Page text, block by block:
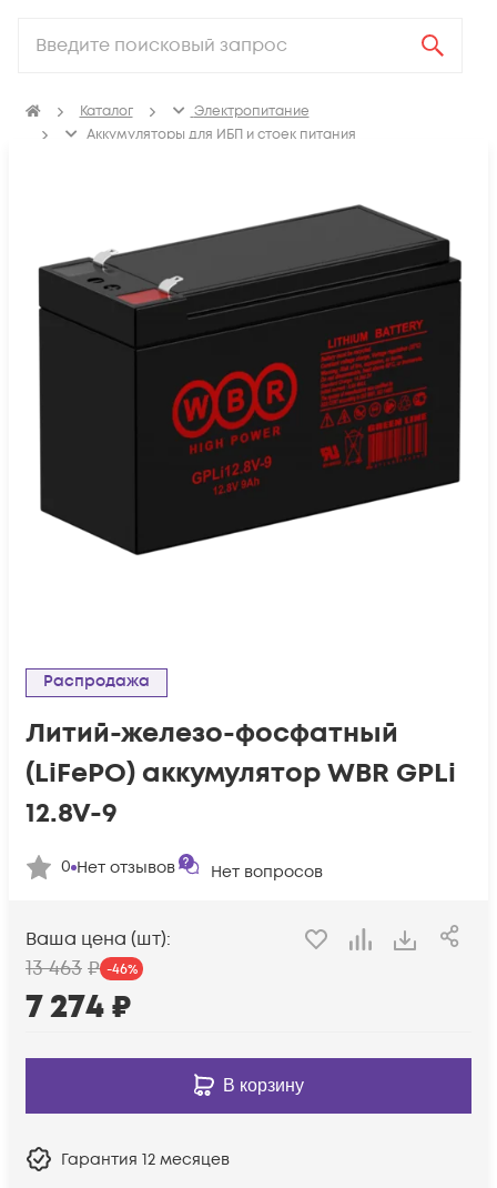
Каталог
Электропитание
Аккумуляторы для ИБП и стоек питания
Распродажа
Литий-железо-фосфатный
(LiFePO) аккумулятор WBR GPLi
12.8V-9
0 Нет отзывов Нет вопросов
Ваша цена (шт):
13 463 ₽ -46%
7 274₽
В корзину
Гарантия 12 месяцев